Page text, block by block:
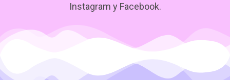
Instagram y Facebook.